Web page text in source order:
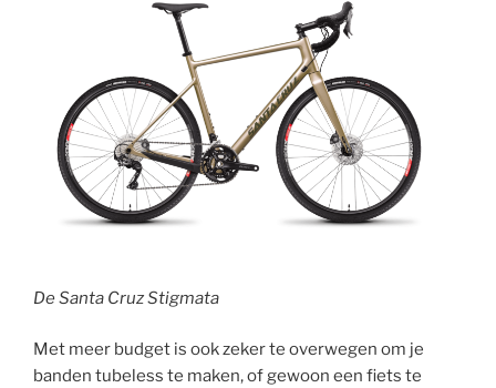
De Santa Cruz Stigmata
Met meer budget is ook zeker te overwegen om je
banden tubeless te maken, of gewoon een fiets te